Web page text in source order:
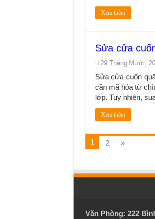
Xem thêm
Sửa cửa
29 Tháng Mười,
Sửa cửa cuốn
cần mã hóa từ
lớp. Tuy nhiên,
Xem thêm
1 2 »
Văn Phòng: 222